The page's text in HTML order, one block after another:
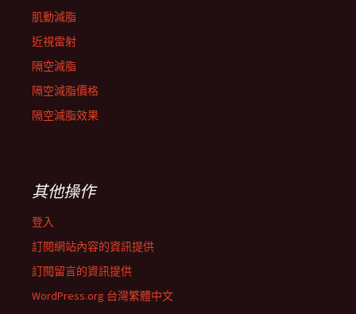
肌動減脂
近視雷射
隔空減脂
隔空減脂價格
隔空減脂效果
其他操作
登入
訂閱網站內容的資訊提供
訂閱留言的資訊提供
WordPress.org 台灣繁體中文